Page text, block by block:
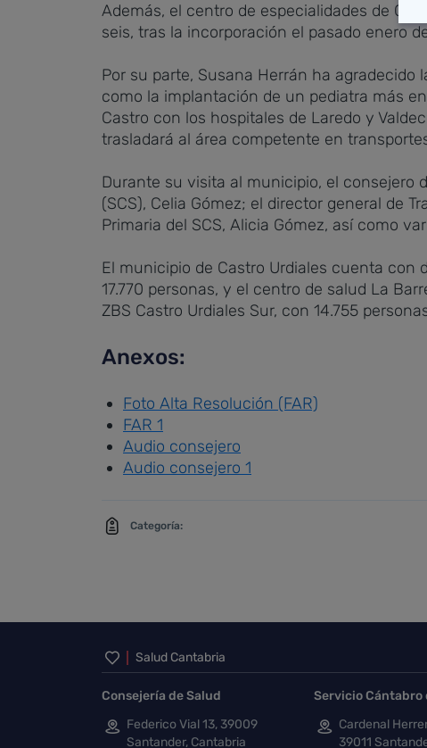
Además, el centro de especialidades de
seis, tras la incorporación el pasado enero
Por su parte, Susana Herrán ha
como la implantación de un pediatra más
Castro con los hospitales de Laredo y
trasladará al área competente en
Durante su visita al municipio, el consejero
(SCS), Celia Gómez; el director general de
Primaria del SCS, Alicia Gómez, así como
El municipio de Castro Urdiales cuenta con
17.770 personas, y el centro de salud La
ZBS Castro Urdiales Sur, con 14.755
Anexos:
Foto Alta Resolución (FAR)
FAR 1
Audio consejero
Audio consejero 1
Categoría:
Inicio del pie de página
Salud Cantabria
Consejería de Salud
Federico Vial 13, 39009
Santander, Cantabria
Servicio Cántabro
Cardenal
39011